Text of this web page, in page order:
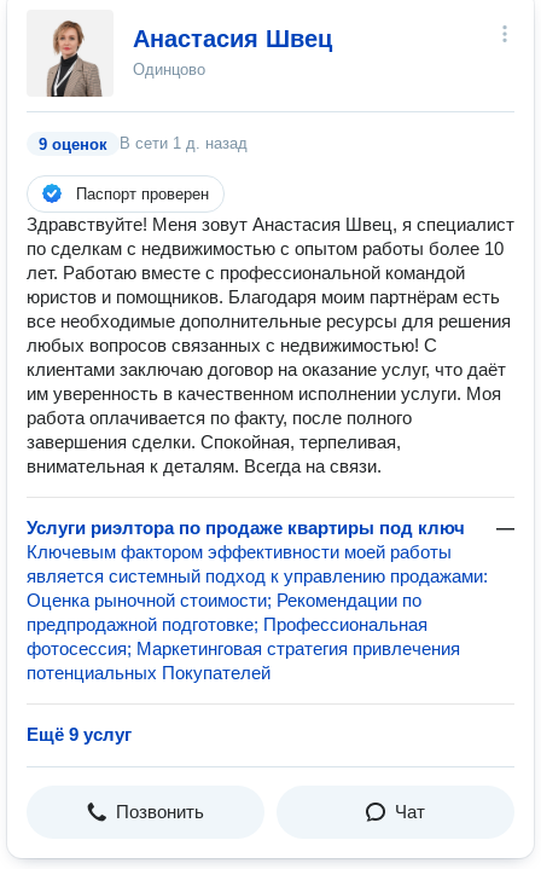
Анастасия Швец
Одинцово
9 оценок В сети 1 д. назад
Паспорт проверен
Здравствуйте! Меня зовут Анастасия Швец, я специалист
по сделкам с недвижимостью с опытом работы более 10
лет. Работаю вместе с профессиональной командой
юристов и помощников. Благодаря моим партнёрам есть
все необходимые дополнительные ресурсы для решения
любых вопросов связанных с недвижимостью! С
клиентами заключаю договор на оказание услуг, что даёт
им уверенность в качественном исполнении услуги. Моя
работа оплачивается по факту, после полного
завершения сделки. Спокойная, терпеливая,
внимательная к деталям. Всегда на связи.
Услуги риэлтора по продаже квартиры под ключ
—
Ключевым фактором эффективности моей работы
является системный подход к управлению продажами:
Оценка рыночной стоимости; Рекомендации по
предпродажной подготовке; Профессиональная
фотосессия; Маркетинговая стратегия привлечения
потенциальных Покупателей
Ещё 9 услуг
Позвонить Чат